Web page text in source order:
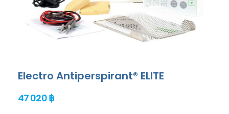
Electro Antiperspirant® ELITE
47 020 ฿